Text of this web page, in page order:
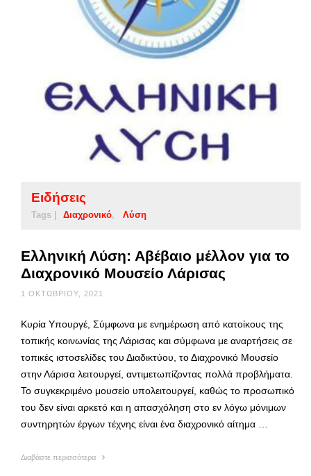
Ειδήσεις
Tags | Διαχρονικό Λύση
Ελληνική Λύση: Αβέβαιο μέλλον για το
Διαχρονικό Μουσείο Λάρισας
1 ΟΚΤΩΒΡΊΟΥ, 2021
Κυρία Υπουργέ, Σύμφωνα με ενημέρωση από κατοίκους της
τοπικής κοινωνίας της Λάρισας και σύμφωνα με αναρτήσεις σε
τοπικές ιστοσελίδες του Διαδικτύου, το Διαχρονικό Μουσείο
στην Λάρισα λειτουργεί, αντιμετωπίζοντας πολλά προβλήματα.
Το συγκεκριμένο μουσείο υπολειτουργεί, καθώς το προσωπικό
του δεν είναι αρκετό και η απασχόληση στο εν λόγω μόνιμων
συντηρητών έργων τέχνης είναι ένα διαχρονικό αίτημα …
Διαβάστε περισσότερα